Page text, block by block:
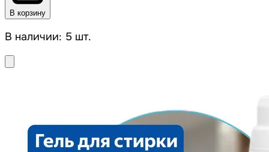
В корзину
В наличии: 5 шт.